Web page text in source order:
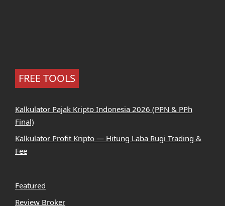
FREE TOOLS
Kalkulator Pajak Kripto Indonesia 2026 (PPN & PPh
Final)
Kalkulator Profit Kripto — Hitung Laba Rugi Trading &
Fee
Featured
Review Broker